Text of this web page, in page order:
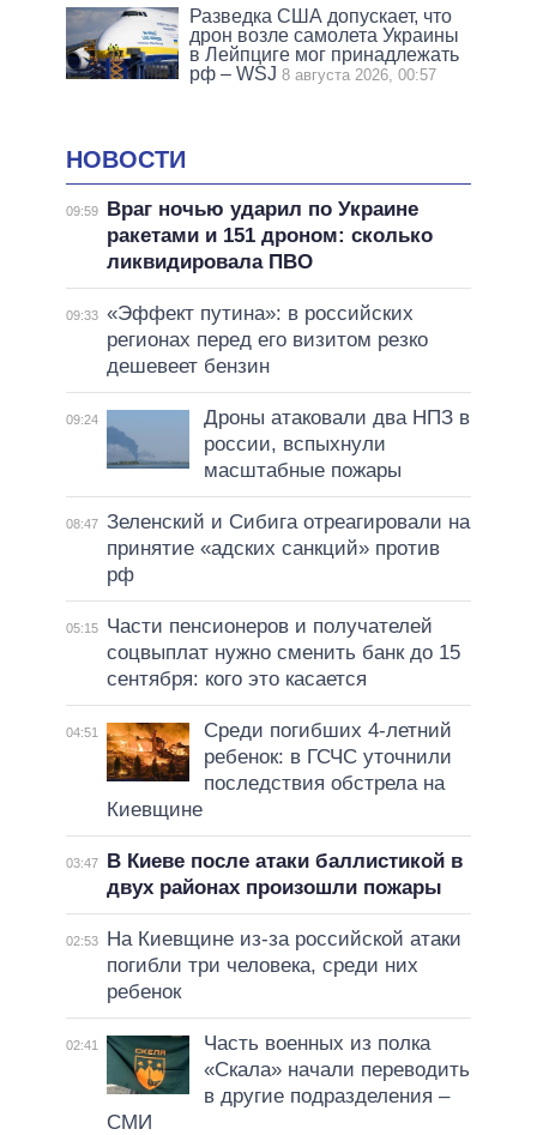
Разведка США допускает, что
дрон возле самолета Украины
в Лейпциге мог принадлежать
рф – WSJ 8 августа 2026, 00:57
НОВОСТИ
09:59
Враг ночью ударил по Украине
ракетами и 151 дроном: сколько
ликвидировала ПВО
09:33 «Эффект путина»: в российских
регионах перед его визитом резко
дешевеет бензин
09:24
Дроны атаковали два НПЗ в
россии, вспыхнули
масштабные пожары
08:47 Зеленский и Сибига отреагировали на
принятие «адских санкций» против
рф
05:15
Части пенсионеров и получателей
соцвыплат нужно сменить банк до 15
сентября: кого это касается
04:51
Среди погибших 4-летний
ребенок: в ГСЧС уточнили
последствия обстрела на
Киевщине
03:47
В Киеве после атаки баллистикой в
двух районах произошли пожары
02:53
На Киевщине из-за российской атаки
погибли три человека, среди них
ребенок
02:41
Часть военных из полка
«Скала» начали переводить
в другие подразделения –
СМИ